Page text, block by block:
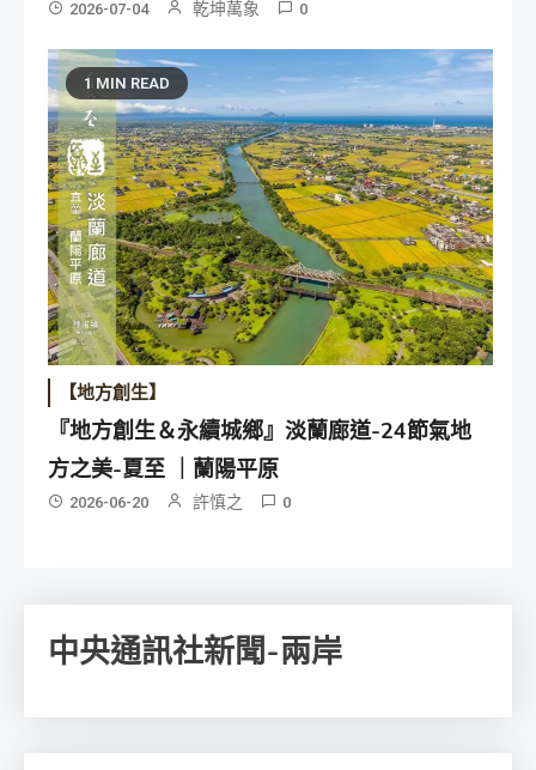
2026-07-04 乾坤萬象 0
1 MIN READ
【地方創生】
『地方創生＆永續城鄉』淡蘭廊道-24節氣地
方之美-夏至 ｜蘭陽平原
2026-06-20 許慎之 0
中央通訊社新聞-兩岸